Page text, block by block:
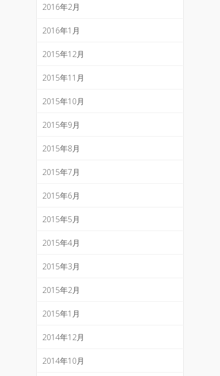
2016年2月
2016年1月
2015年12月
2015年11月
2015年10月
2015年9月
2015年8月
2015年7月
2015年6月
2015年5月
2015年4月
2015年3月
2015年2月
2015年1月
2014年12月
2014年10月